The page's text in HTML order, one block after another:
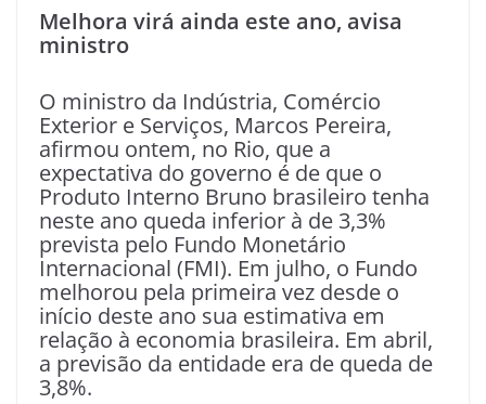
Melhora virá ainda este ano, avisa
ministro
O ministro da Indústria, Comércio
Exterior e Serviços, Marcos Pereira,
afirmou ontem, no Rio, que a
expectativa do governo é de que o
Produto Interno Bruno brasileiro tenha
neste ano queda inferior à de 3,3%
prevista pelo Fundo Monetário
Internacional (FMI). Em julho, o Fundo
melhorou pela primeira vez desde o
início deste ano sua estimativa em
relação à economia brasileira. Em abril,
a previsão da entidade era de queda de
3,8%.